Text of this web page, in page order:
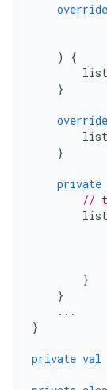
override
)
{
}
override
}
private
//
}
}
...
}
private val